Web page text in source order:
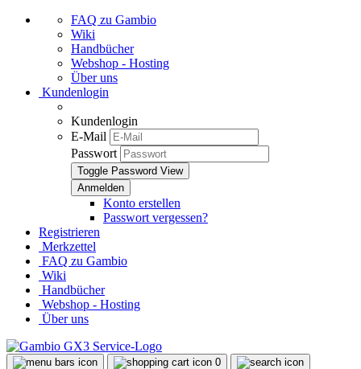
FAQ zu Gambio
Wiki
Handbücher
Webshop - Hosting
Über uns
Kundenlogin
Kundenlogin
E-Mail
Passwort
Toggle Password View
Konto erstellen
Passwort vergessen?
Registrieren
Merkzettel
FAQ zu Gambio
Wiki
Handbücher
Webshop - Hosting
Über uns
0